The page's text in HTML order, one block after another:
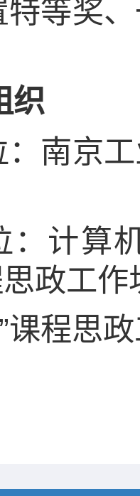
特等奖
织
：南京
：计算
思政工作
程思政